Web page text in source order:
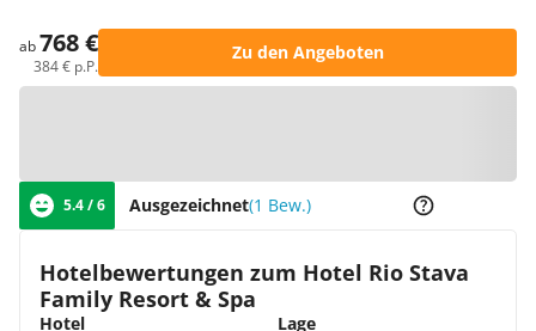
ab768 €
384 € p.P.
Zu den Angeboten
5.4 / 6 Ausgezeichnet(1 Bew.)
Hotelbewertungen zum Hotel Rio Stava
Family Resort & Spa
Hotel Lage